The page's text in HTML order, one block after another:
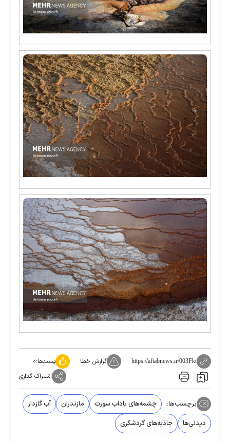
https://aftabnews.ir/003Fkt گزارش خطا پسندها:۰
اشتراک گذاری
برچسب‌ها: چشمه‌های باداب سورت مازندران
آب گازدار
دیدنی‌ها
جاذبه‌های گردشگری